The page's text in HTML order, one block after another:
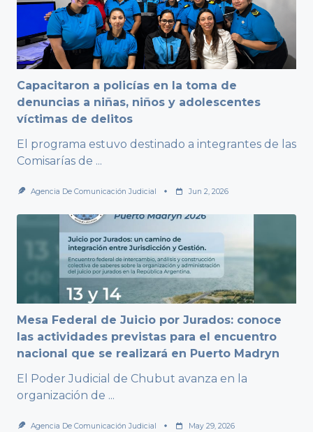
Capacitaron a policías en la toma de
denuncias a niñas, niños y adolescentes
víctimas de delitos
El programa estuvo destinado a integrantes de las
Comisarías de ...
Agencia De Comunicación Judicial Jun 2, 2026
Mesa Federal de Juicio por Jurados: conoce
las actividades previstas para el encuentro
nacional que se realizará en Puerto Madryn
El Poder Judicial de Chubut avanza en la
organización de ...
Agencia De Comunicación Judicial May 29, 2026